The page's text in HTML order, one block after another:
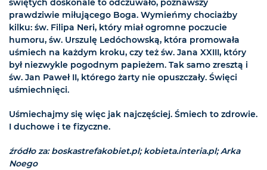
świętych doskonale to odczuwało, poznawszy
prawdziwie miłującego Boga. Wymieńmy chociażby
kilku: św. Filipa Neri, który miał ogromne poczucie
humoru, św. Urszulę Ledóchowską, która promowała
uśmiech na każdym kroku, czy też św. Jana XXIII, który
był niezwykle pogodnym papieżem. Tak samo zresztą i
św. Jan Paweł II, którego żarty nie opuszczały. Święci
uśmiechnięci.
Uśmiechajmy się więc jak najczęściej. Śmiech to zdrowie.
I duchowe i te fizyczne.
źródło za: boskastrefakobiet.pl; kobieta.interia.pl; Arka
Noego